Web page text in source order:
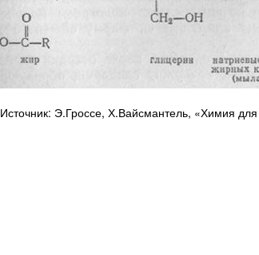
Источник: Э.Гроссе, Х.Вайсмантель, «Химия